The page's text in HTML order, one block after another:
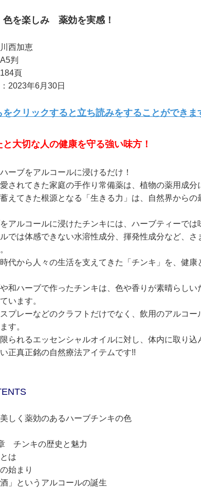
色を楽しみ 薬効を実感！
西加恵
判
頁
2023年6月30日
をクリックすると立ち読みをすることができま
と大切な人の健康を守る強い味方！
ハーブをアルコールに浸けるだけ！
されてきた家庭の手作り常備薬は、植物の薬用成分
えてきた根源となる「生きる力」は、自然界からの
アルコールに浸けたチンキには、ハーブティーで
では体感できない水溶性成分、揮発性成分など、
代から人々の生活を支えてきた「チンキ」を、健
和ハーブで作ったチンキは、色や香りが素晴らし
います。
プレーなどのクラフトだけでなく、飲用のアルコ
す。
られるエッセンシャルオイルに対し、体内に取り
正真正銘の自然療法アイテムです!!
しく薬効のあるハーブチンキの色
チンキの歴史と魅力
は
始まり
酒」というアルコールの誕生